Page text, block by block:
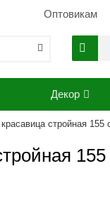
Оптовикам
Декор
стройная